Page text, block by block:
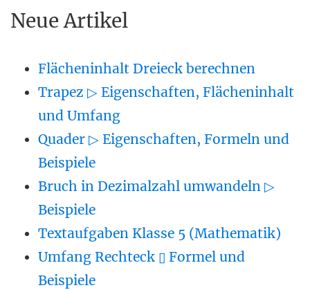
Neue Artikel
Flächeninhalt Dreieck berechnen
Trapez ▷ Eigenschaften, Flächeninhalt
und Umfang
Quader ▷ Eigenschaften, Formeln und
Beispiele
Bruch in Dezimalzahl umwandeln ▷
Beispiele
Textaufgaben Klasse 5 (Mathematik)
Umfang Rechteck ▯ Formel und
Beispiele